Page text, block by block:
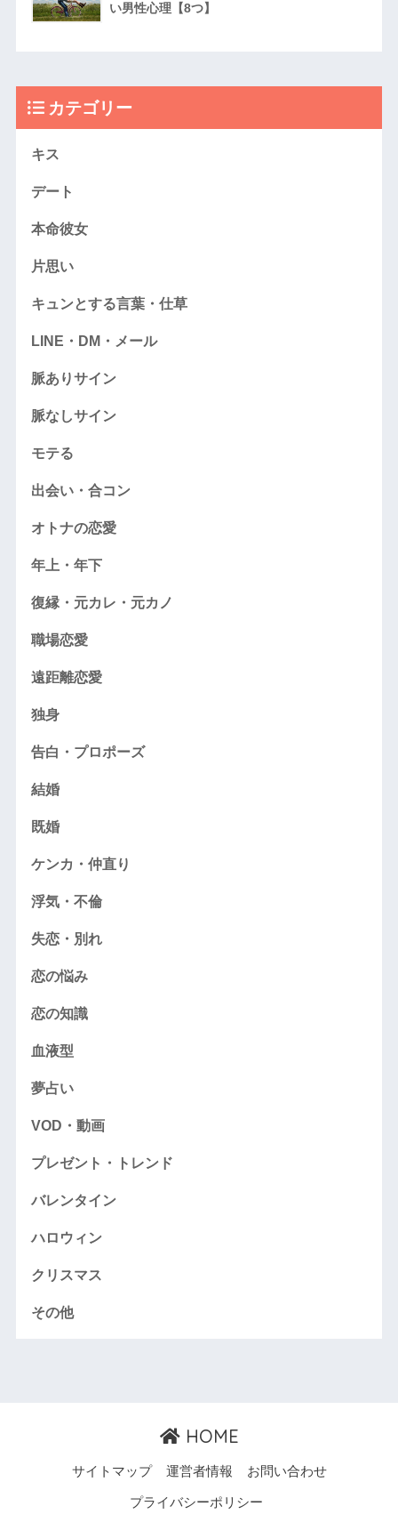
い男性心理【8つ】
カテゴリー
キス
デート
本命彼女
片思い
キュンとする言葉・仕草
LINE・DM・メール
脈ありサイン
脈なしサイン
モテる
出会い・合コン
オトナの恋愛
年上・年下
復縁・元カレ・元カノ
職場恋愛
遠距離恋愛
独身
告白・プロポーズ
結婚
既婚
ケンカ・仲直り
浮気・不倫
失恋・別れ
恋の悩み
恋の知識
血液型
夢占い
VOD・動画
プレゼント・トレンド
バレンタイン
ハロウィン
クリスマス
その他
HOME
サイトマップ 運営者情報 お問い合わせ
プライバシーポリシー